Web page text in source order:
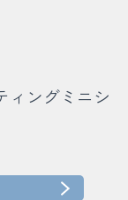
ィングミニシ